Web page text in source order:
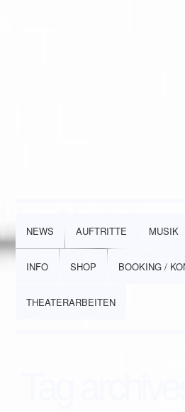
NEWS AUFTRITTE MUSIK
INFO SHOP BOOKING /
THEATERARBEITEN